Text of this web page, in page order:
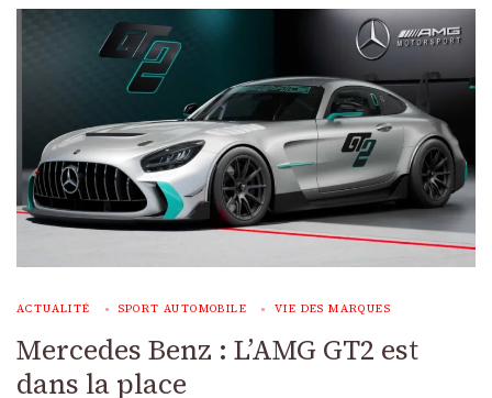
ACTUALITÉ SPORT AUTOMOBILE VIE DES MARQUES
Mercedes Benz : L’AMG GT2 est
dans la place